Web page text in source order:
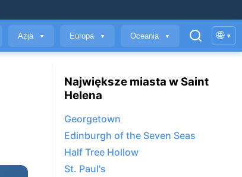
Azja ▼ Europa ▼ Oceania ▼ 🌐 ▾
Największe miasta w Saint
Helena
Georgetown
Edinburgh of the Seven Seas
Half Tree Hollow
St. Paul's